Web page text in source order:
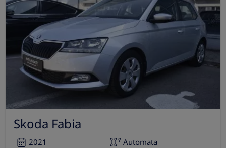
Skoda Fabia
2021
Automata